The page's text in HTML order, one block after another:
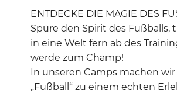
ENTDECKE DIE MAGIE DES
Spüre den Spirit des Fußballs,
in eine Welt fern ab des
werde zum Champ!
In unseren Camps machen
„Fußball“ zu einem echten